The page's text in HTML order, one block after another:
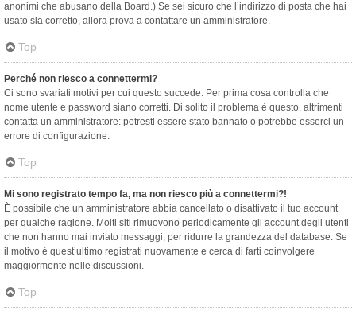
anonimi che abusano della Board.) Se sei sicuro che l’indirizzo di posta che hai
usato sia corretto, allora prova a contattare un amministratore.
Top
Perché non riesco a connettermi?
Ci sono svariati motivi per cui questo succede. Per prima cosa controlla che
nome utente e password siano corretti. Di solito il problema è questo, altrimenti
contatta un amministratore: potresti essere stato bannato o potrebbe esserci un
errore di configurazione.
Top
Mi sono registrato tempo fa, ma non riesco più a connettermi?!
È possibile che un amministratore abbia cancellato o disattivato il tuo account
per qualche ragione. Molti siti rimuovono periodicamente gli account degli utenti
che non hanno mai inviato messaggi, per ridurre la grandezza del database. Se
il motivo è quest’ultimo registrati nuovamente e cerca di farti coinvolgere
maggiormente nelle discussioni.
Top